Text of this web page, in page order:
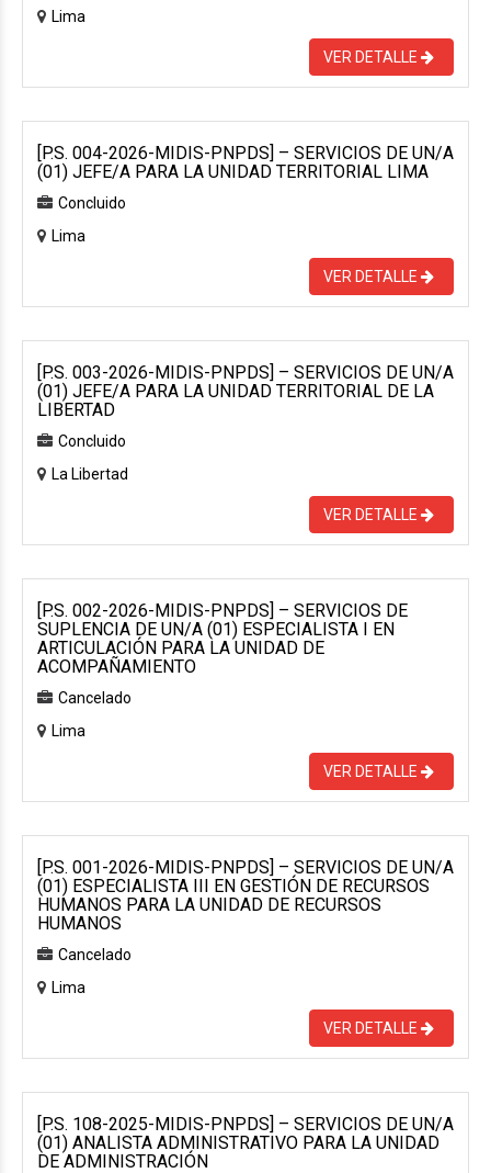
Lima
VER DETALLE
[P.S. 004-2026-MIDIS-PNPDS] – SERVICIOS DE UN/A
(01) JEFE/A PARA LA UNIDAD TERRITORIAL LIMA
Concluido
Lima
VER DETALLE
[P.S. 003-2026-MIDIS-PNPDS] – SERVICIOS DE UN/A
(01) JEFE/A PARA LA UNIDAD TERRITORIAL DE LA
LIBERTAD
Concluido
La Libertad
VER DETALLE
[P.S. 002-2026-MIDIS-PNPDS] – SERVICIOS DE
SUPLENCIA DE UN/A (01) ESPECIALISTA I EN
ARTICULACIÓN PARA LA UNIDAD DE
ACOMPAÑAMIENTO
Cancelado
Lima
VER DETALLE
[P.S. 001-2026-MIDIS-PNPDS] – SERVICIOS DE UN/A
(01) ESPECIALISTA III EN GESTIÓN DE RECURSOS
HUMANOS PARA LA UNIDAD DE RECURSOS
HUMANOS
Cancelado
Lima
VER DETALLE
[P.S. 108-2025-MIDIS-PNPDS] – SERVICIOS DE UN/A
(01) ANALISTA ADMINISTRATIVO PARA LA UNIDAD
DE ADMINISTRACIÓN